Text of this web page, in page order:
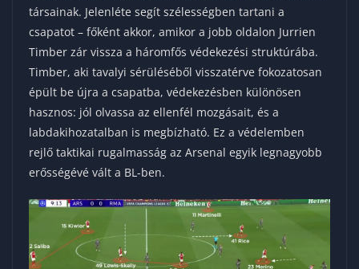
társainak. Jelenléte segít szélességben tartani a
csapatot – főként akkor, amikor a jobb oldalon Jurrien
Timber zár vissza a háromfős védekezési struktúrába.
Timber, aki tavalyi sérüléséből visszatérve fokozatosan
épült be újra a csapatba, védekezésben különösen
hasznos: jól olvassa az ellenfél mozgásait, és a
labdakihozatalban is megbízható. Ez a védelemben
rejlő taktikai rugalmasság az Arsenal egyik legnagyobb
erősségévé vált a BL-ben.